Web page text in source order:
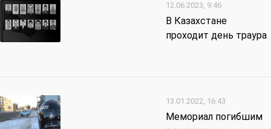
12.06.2023, 9:46
В Казахстане
проходит день траура
13.01.2022, 16:43
Мемориал погибшим